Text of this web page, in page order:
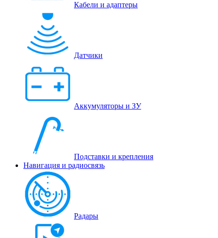
Кабели и адаптеры
Датчики
Аккумуляторы и ЗУ
Подставки и крепления
Навигация и радиосвязь
Радары